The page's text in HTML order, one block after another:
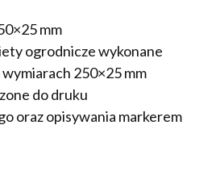
mm
ogrodnicze wykonane
250×25 mm
do druku
oraz opisywania markerem